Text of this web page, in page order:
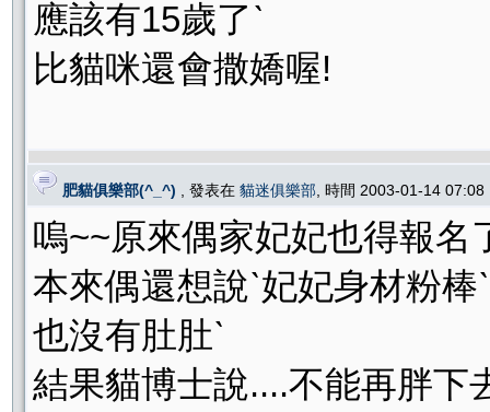
應該有15歲了ˋ
比貓咪還會撒嬌喔!
肥貓俱樂部(^_^) , 發表在 貓迷俱樂部 , 時間 2003-01-14
嗚~~原來偶家妃妃也得報名
本來偶還想說ˋ妃妃身材粉棒ˋ
也沒有肚肚ˋ
結果貓博士說....不能再胖下